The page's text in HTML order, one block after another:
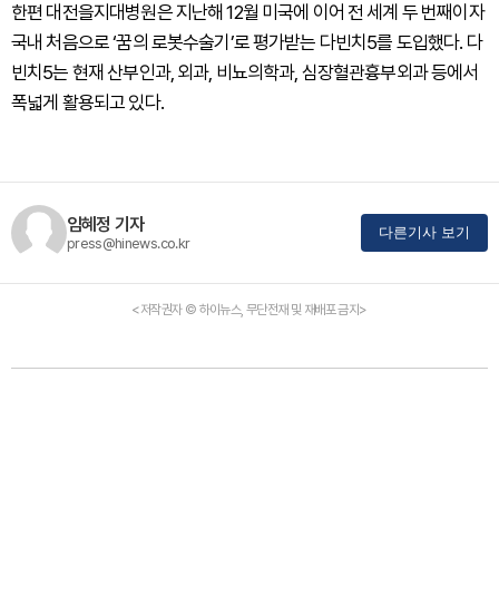
한편 대전을지대병원은 지난해 12월 미국에 이어 전 세계 두 번째이자
국내 처음으로 ‘꿈의 로봇수술기’로 평가받는 다빈치5를 도입했다. 다
빈치5는 현재 산부인과, 외과, 비뇨의학과, 심장혈관흉부외과 등에서
폭넓게 활용되고 있다.
임혜정 기자
press@hinews.co.kr
다른기사 보기
<저작권자 © 하이뉴스, 무단전재 및 재배포 금지>